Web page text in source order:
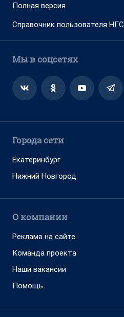
Полная версия
Справочник пользователя НГС
Мы в соцсетях
Города сети
Екатеринбург
Нижний Новгород
О компании
Реклама на сайте
Команда проекта
Наши вакансии
Помощь